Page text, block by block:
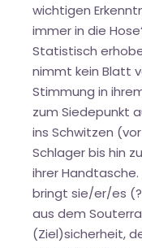
wichtigen
immer in die
Statistisch
nimmt kein Blatt
Stimmung in
zum Siedepunkt
ins Schwitzen
Schlager bis hin
ihrer
bringt sie/er/es
aus dem
(Ziel)sicherheit,